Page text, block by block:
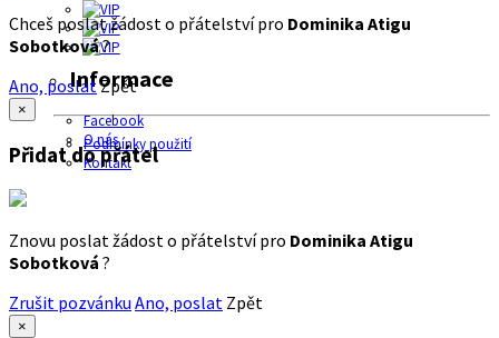
Informace
Facebook
O nás
Podmínky použití
Kontakt
Chceš poslat žádost o přátelství pro Dominika Atigu
Sobotková?
Ano, poslatZpět
×
Přidat do přátel
Znovu poslat žádost o přátelství pro Dominika Atigu
Sobotková ?
Zrušit pozvánku Ano, poslat Zpět
×